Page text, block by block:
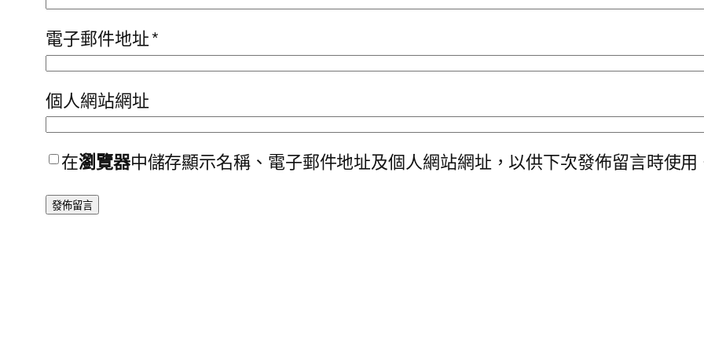
電子郵件地址*
個人網站網址
在瀏覽器中儲存顯示名稱、電子郵件地址及個人網站網址，以供下次發佈留言時使用